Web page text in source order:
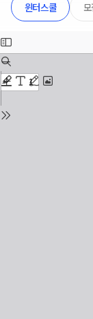
윈터스쿨